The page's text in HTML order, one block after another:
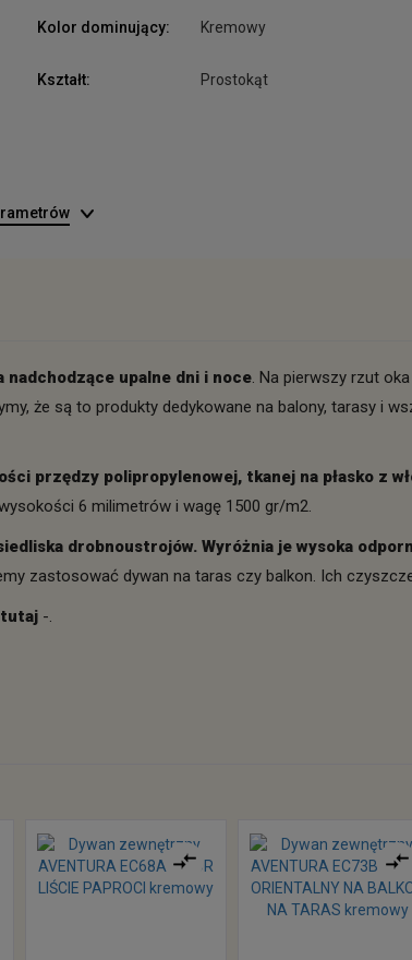
Kolor dominujący: Kremowy
Kształt: Prostokąt
nadchodzące upalne dni i noce. Na pierwszy rzut
że są to produkty dedykowane na balony, tarasy i
przędzy polipropylenowej, tkanej na płasko z
6 milimetrów i wagę 1500 gr/m2.
drobnoustrojów. Wyróżnia je wysoka
zastosować dywan na taras czy balkon. Ich
tutaj -.